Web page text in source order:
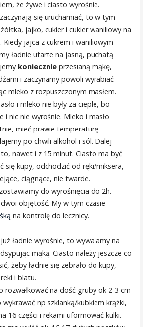
że żywe i ciasto wyrośnie.
się uruchamiać, to w tym
jajko, cukier i cukier waniliowy na
Kiedy jajca z cukrem i waniliowym
ładnie utarte na jasną, puchatą
koniecznieprzesianą mąkę,
i zaczynamy powoli wyrabiać
mleko z rozpuszczonym masłem.
i mleko nie były za cieple, bo
i nic nie wyrośnie. Mleko i masło
mieć prawie temperaturę
po chwili alkohol i sól. Dalej
nawet i z 15 minut. Ciasto ma być
się kupy, odchodzić od ręki/miksera,
ciągnące, nie twarde.
do wyrośnięcia do 2h.
objętość. My w tym czasie
na kontrolę do lecznicy.
ładnie wyrośnie, to wywalamy na
mąką. Ciasto należy jeszcze co
żeby ładnie się zebrało do kupy,
i blatu.
rozwałkować na dość gruby ok 2-3 cm
wykrawać np szklanką/kubkiem krążki,
16 części i rękami uformować kulki.